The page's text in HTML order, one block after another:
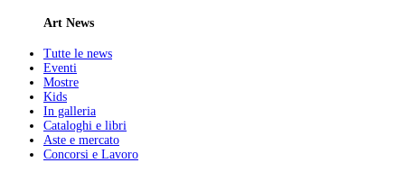
Art News
Tutte le news
Eventi
Mostre
Kids
In galleria
Cataloghi e libri
Aste e mercato
Concorsi e Lavoro